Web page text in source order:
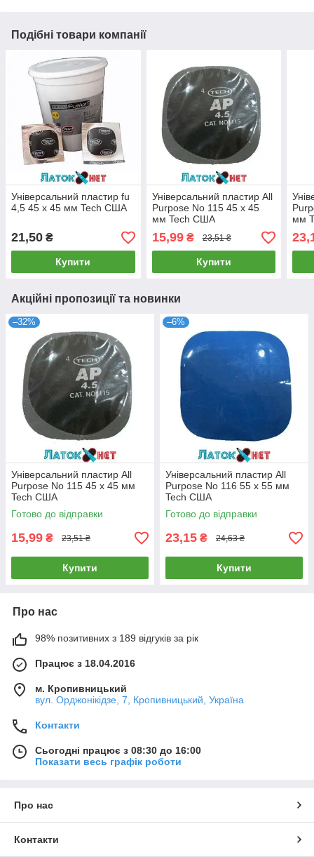
Подібні товари компанії
Універсальний пластир fu
4,5 45 х 45 мм Tech США
21,50 ₴
Купити
Універсальний пластир All
Purpose No 115 45 х 45
мм Tech США
15,99₴ 23,51 ₴
Купити
мм
Акційні пропозиції та новинки
–32%
Універсальний пластир All
Purpose No 115 45 х 45 мм
Tech США
Готово до відправки
15,99 ₴ 23,51 ₴
Купити
–6%
Універсальний пластир All
Purpose No 116 55 х 55 мм
Tech США
Готово до відправки
23,15 ₴ 24,63 ₴
Купити
Про нас
98% позитивних з 189 відгуків за рік
Працює з 18.04.2016
м. Кропивницький
вул. Орджонікідзе, 7, Кропивницький, Україна
Контакти
Сьогодні працює з 08:30 до 16:00
Показати весь графік роботи
Про нас
Контакти